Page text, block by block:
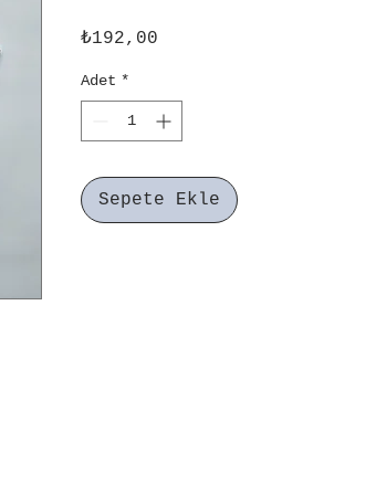
₺192,00
Adet *
Sepete Ekle